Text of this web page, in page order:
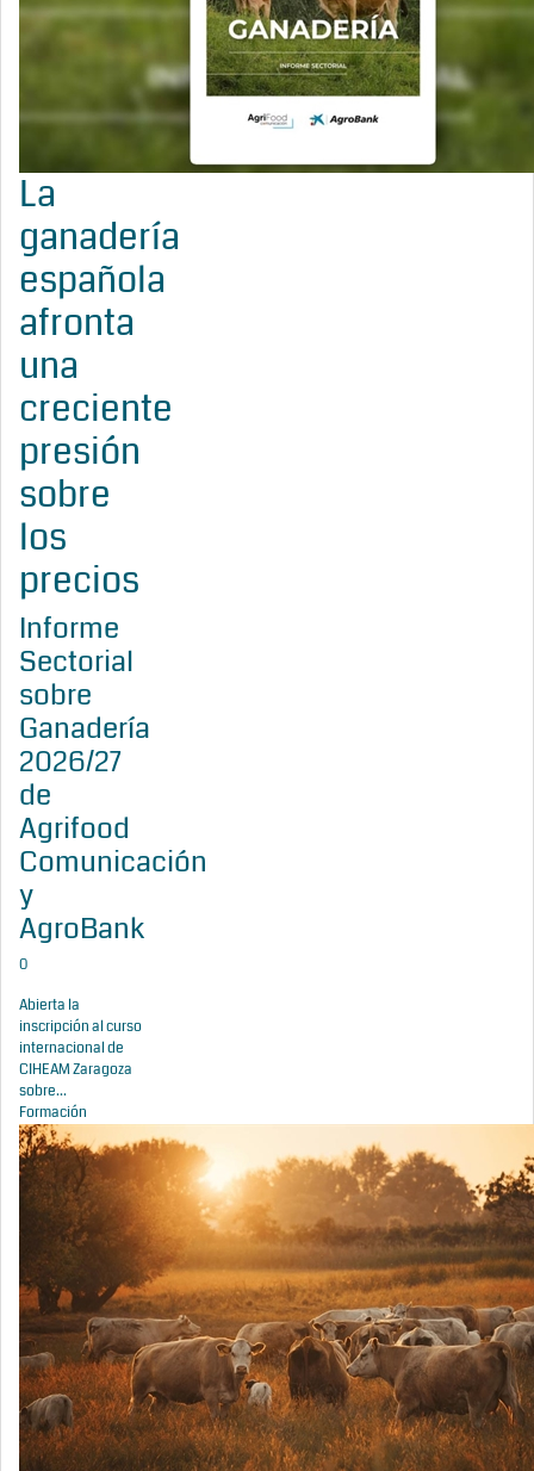
La
ganadería
española
afronta
una
creciente
presión
sobre
los
precios
Informe
Sectorial
sobre
Ganadería
2026/27
de
Agrifood
Comunicación
y
AgroBank
0
Abierta la
inscripción al curso
internacional de
CIHEAM Zaragoza
sobre...
Formación